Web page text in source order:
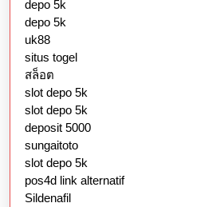
depo 5k
depo 5k
uk88
situs togel
สล็อต
slot depo 5k
slot depo 5k
deposit 5000
sungaitoto
slot depo 5k
pos4d link alternatif
Sildenafil